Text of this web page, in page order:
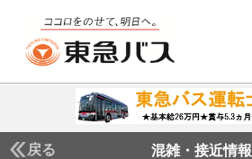
戻る 混雑・接近情報